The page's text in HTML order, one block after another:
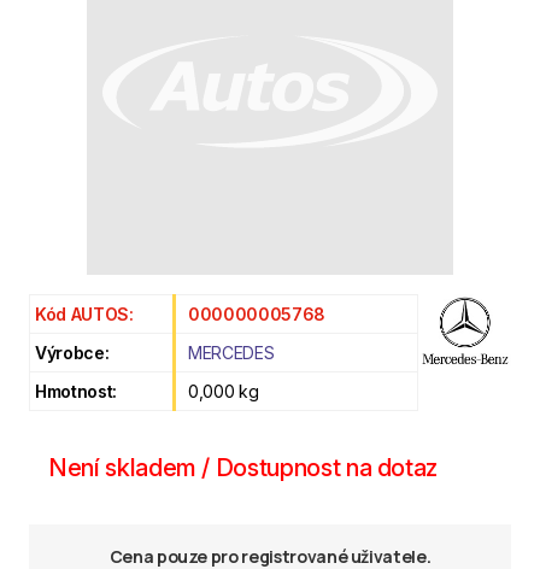
Kód AUTOS:
000000005768
Výrobce:
MERCEDES
Hmotnost:
0,000 kg
Není skladem / Dostupnost na dotaz
Cena pouze pro registrované uživatele.